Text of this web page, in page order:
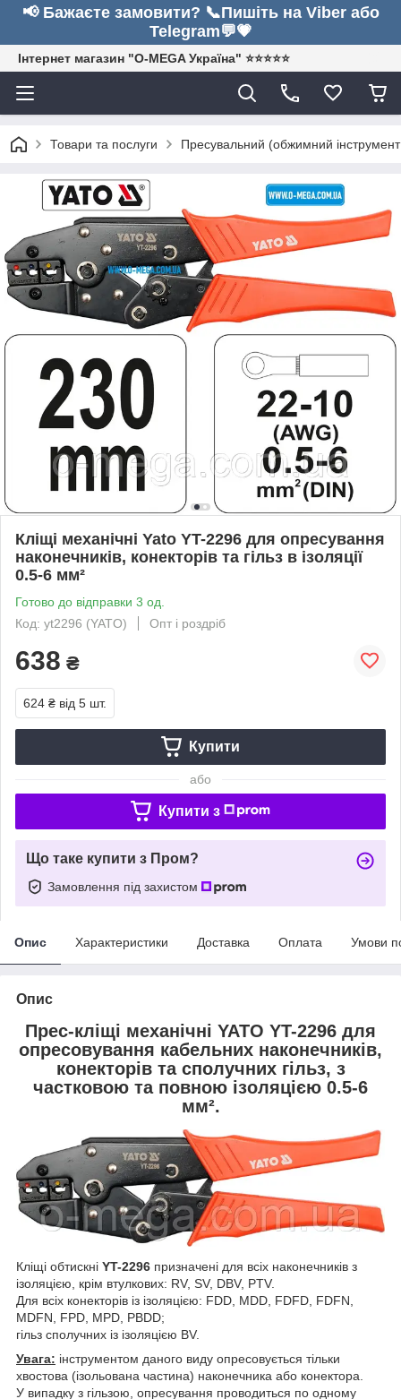
📢 Бажаєте замовити? 📞Пишіть на Viber або
Telegram💬💗
Інтернет магазин "O-MEGA Україна" ⭐⭐⭐⭐⭐
Товари та послуги Пресувальний (обжимний інструмент
Кліщі механічні Yato YT-2296 для опресування
наконечників, конекторів та гільз в ізоляції
0.5-6 мм²
Готово до відправки 3 од.
Код: yt2296 (YATO)
Опт і роздріб
638 ₴
624 ₴ від 5 шт.
Купити
або
Купити з
Що таке купити з Пром?
Замовлення під захистом
Опис Характеристики Доставка Оплата Умови
Опис
Прес-кліщі механічні YATO YT-2296 для
опресовування кабельних наконечників,
конекторів та сполучних гільз, з
частковою та повною ізоляцією 0.5-6
мм².
Кліщі обтискні YT-2296 призначені для всіх наконечників з
ізоляцією, крім втулкових: RV, SV, DBV, PTV.
Для всіх конекторів із ізоляцією: FDD, MDD, FDFD, FDFN,
MDFN, FPD, MPD, PBDD;
гільз сполучних із ізоляцією BV.
Увага: інструментом даного виду опресовується тільки
хвостова (ізольована частина) наконечника або конектора.
У випадку з гільзою, опресування проводиться по одному